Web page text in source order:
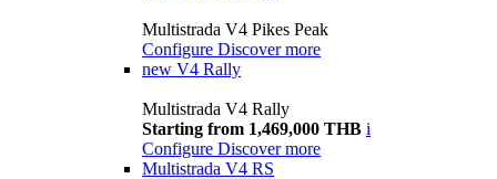
Multistrada V4 Pikes Peak
Configure Discover more
new V4 Rally
Multistrada V4 Rally
Starting from 1,469,000 THB i
Configure Discover more
Multistrada V4 RS